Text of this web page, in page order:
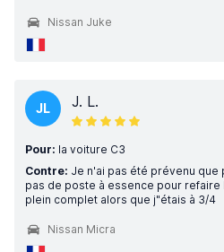
Nissan Juke
JL J. L.
Pour: la voiture C3
Contre: Je n'ai pas été prévenu
pas de poste à essence pour refaire
plein complet alors que j"étais à 3/4
Nissan Micra